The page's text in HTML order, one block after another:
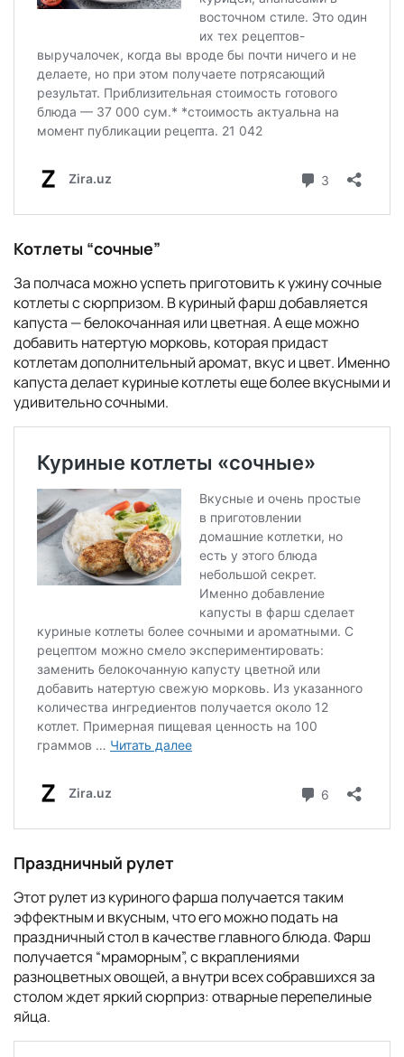
Котлеты “сочные”
За полчаса можно успеть приготовить к ужину сочные
котлеты с сюрпризом. В куриный фарш добавляется
капуста — белокочанная или цветная. А еще можно
добавить натертую морковь, которая придаст
котлетам дополнительный аромат, вкус и цвет. Именно
капуста делает куриные котлеты еще более вкусными и
удивительно сочными.
Праздничный рулет
Этот рулет из куриного фарша получается таким
эффектным и вкусным, что его можно подать на
праздничный стол в качестве главного блюда. Фарш
получается “мраморным”, с вкраплениями
разноцветных овощей, а внутри всех собравшихся за
столом ждет яркий сюрприз: отварные перепелиные
яйца.